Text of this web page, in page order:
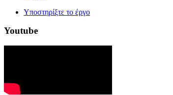
Υποστηρίξτε το έργο
Youtube